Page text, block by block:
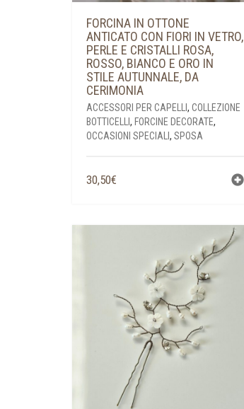
FORCINA IN OTTONE
ANTICATO CON FIORI IN VETRO,
PERLE E CRISTALLI ROSA,
ROSSO, BIANCO E ORO IN
STILE AUTUNNALE, DA
CERIMONIA
ACCESSORI PER CAPELLI , COLLEZIONE
BOTTICELLI , FORCINE DECORATE,
OCCASIONI SPECIALI , SPOSA
30,50€